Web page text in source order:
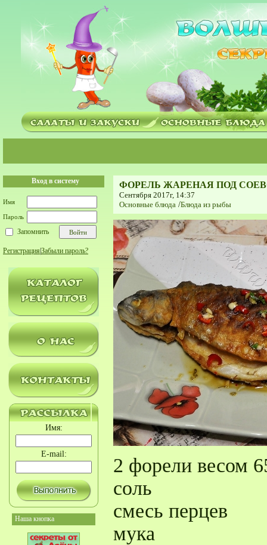
Вход в систему
Имя
Пароль
Запомнить
Регистрация Забыли пароль?
Имя:
E-mail:
Наша кнопка
ФОРЕЛЬ ЖАРЕНАЯ ПОД
Сентября 2017г, 14:37
Основные блюда /Блюда из рыбы
2 форели весом
соль
смесь перцев
мука